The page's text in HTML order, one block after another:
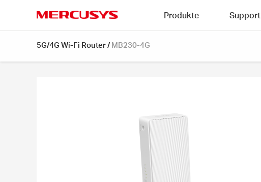
Produkte Support
5G/4G Wi-Fi Router/ MB230-4G